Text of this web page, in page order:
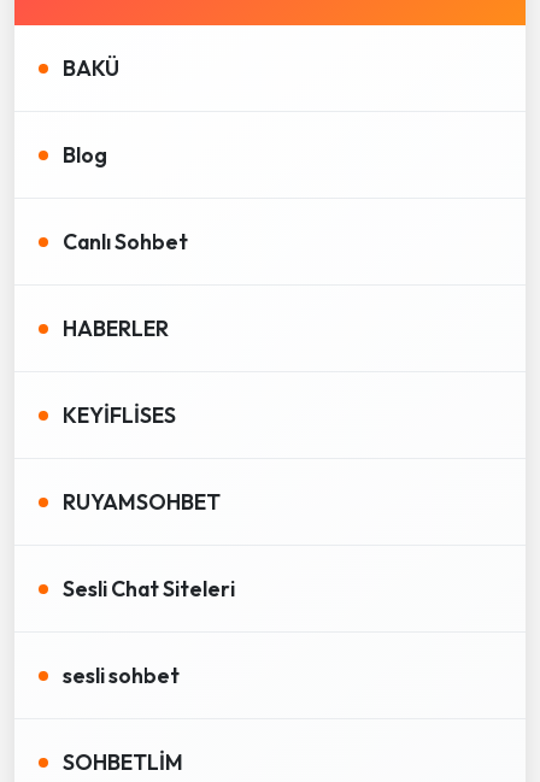
BAKÜ
Blog
Canlı Sohbet
HABERLER
KEYİFLİSES
RUYAMSOHBET
Sesli Chat Siteleri
sesli sohbet
SOHBETLİM